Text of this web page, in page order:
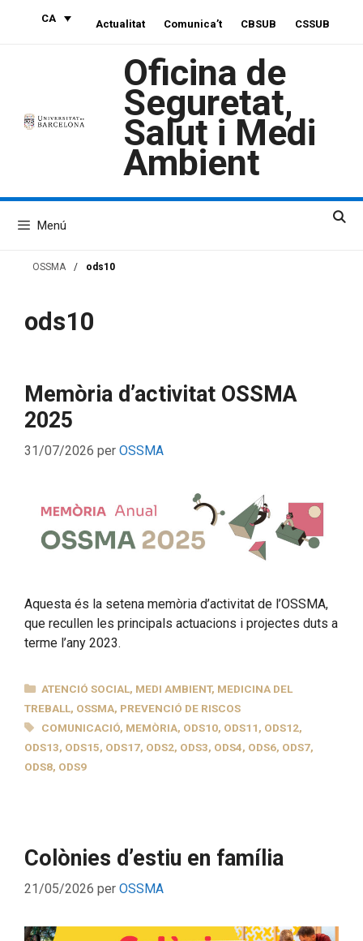
CA Actualitat Comunica’t CBSUB CSSUB
Oficina de
Seguretat,
Salut i Medi
Ambient
Menú
OSSMA / ods10
ods10
Memòria d’activitat OSSMA
2025
31/07/2026 per OSSMA
Aquesta és la setena memòria d’activitat de l’OSSMA,
que recullen les principals actuacions i projectes duts a
terme l’any 2023.
CATEGORIES
ATENCIÓ SOCIAL, MEDI AMBIENT, MEDICINA DEL
TREBALL, OSSMA, PREVENCIÓ DE RISCOS
ETIQUETES
COMUNICACIÓ, MEMÒRIA, ODS10, ODS11, ODS12,
ODS13, ODS15, ODS17, ODS2, ODS3, ODS4, ODS6, ODS7,
ODS8, ODS9
Colònies d’estiu en família
21/05/2026 per OSSMA